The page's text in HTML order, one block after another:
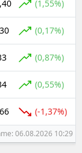
(1,55%)
(0,17%)
(0,87%)
(0,55%)
(-1,37%)
06.08.2026 10:29